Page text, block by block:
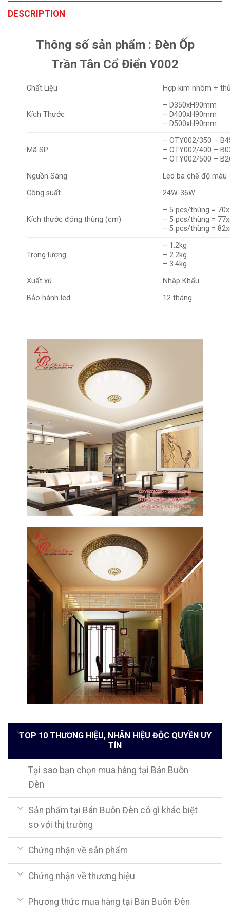
DESCRIPTION
Thông số sản phẩm : Đèn Ốp
Trần Tân Cổ Điển Y002
Chất Liệu Hợp kim nhôm +
Kích Thước
– D350xH90mm
– D400xH90mm
– D500xH90mm
Mã SP
– OTY002/350 –
– OTY002/400 –
– OTY002/500 –
Nguồn Sáng
Led ba chế độ màu
Công suất
24W-36W
Kích thước đóng thùng (cm)
– 5 pcs/thùng =
– 5 pcs/thùng =
– 5 pcs/thùng =
Trọng lượng
– 1.2kg
– 2.2kg
– 3.4kg
Xuất xứ
Nhập Khẩu
Bảo hành led
12 tháng
TOP 10 THƯƠNG HIỆU, NHÃN HIỆU ĐỘC QUYỀN UY
TÍN
Tại sao bạn chọn mua hàng tại Bán Buôn
Đèn
Sản phẩm tại Bán Buôn Đèn có gì khác biệt
so với thị trường
Chứng nhận về sản phẩm
Chứng nhận về thương hiệu
Phương thức mua hàng tại Bán Buôn Đèn